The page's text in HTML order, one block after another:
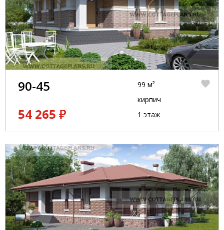
90-45
54 265 ₽
99 м²
кирпич
1 этаж